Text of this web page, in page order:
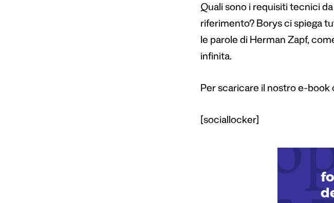
Quali sono i requisiti tecnici
riferimento? Borys ci spiega
le parole di Herman Zapf,
infinita.
Per scaricare il nostro e-book
[sociallocker]